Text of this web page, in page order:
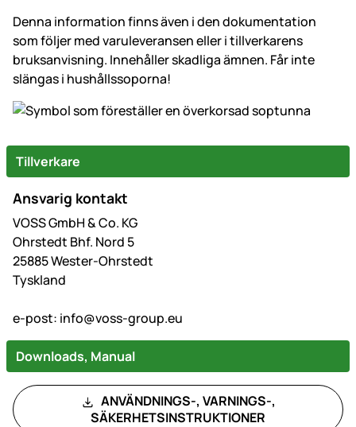
Denna information finns även i den dokumentation
som följer med varuleveransen eller i tillverkarens
bruksanvisning. Innehåller skadliga ämnen. Får inte
slängas i hushållssoporna!
Tillverkare
Ansvarig kontakt
VOSS GmbH & Co. KG
Ohrstedt Bhf. Nord 5
25885 Wester-Ohrstedt
Tyskland
e-post: info@voss-group.eu
Downloads, Manual
ANVÄNDNINGS-, VARNINGS-,
SÄKERHETSINSTRUKTIONER